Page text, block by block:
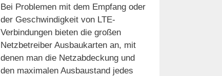
Bei Problemen mit dem Empfang oder
der Geschwindigkeit von LTE-
Verbindungen bieten die großen
Netzbetreiber Ausbaukarten an, mit
denen man die Netzabdeckung und
den maximalen Ausbaustand jedes